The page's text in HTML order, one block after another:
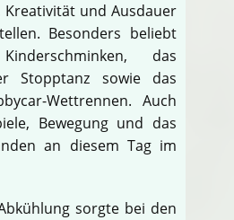
Kreativität und Ausdauer
Besonders beliebt
das
Stopptanz sowie das
Wettrennen. Auch
Bewegung und das
an diesem Tag im
sorgte bei den